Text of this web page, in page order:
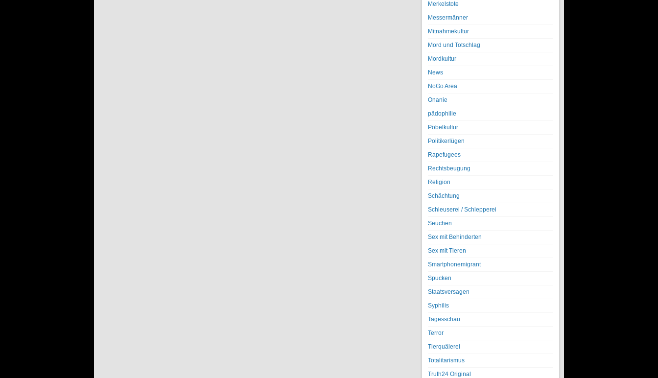
Merkelstote
Messermänner
Mitnahmekultur
Mord und Totschlag
Mordkultur
News
NoGo Area
Onanie
pädophilie
Pöbelkultur
Politikerlügen
Rapefugees
Rechtsbeugung
Religion
Schächtung
Schleuserei / Schlepperei
Seuchen
Sex mit Behinderten
Sex mit Tieren
Smartphonemigrant
Spucken
Staatsversagen
Syphilis
Tagesschau
Terror
Tierquälerei
Totalitarismus
Truth24 Original